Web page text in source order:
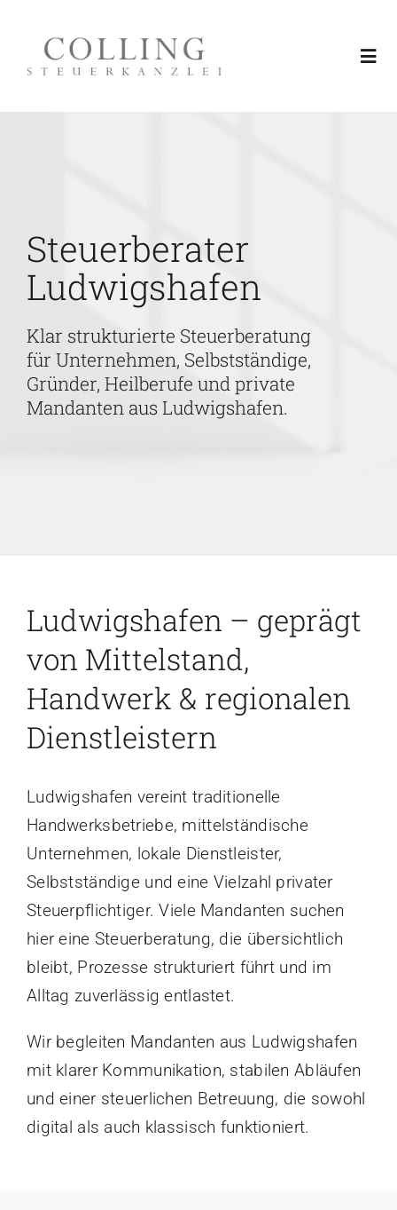
content
Region Rhein-Neckar
Aktuelles & Fachinformationen
Service
Steuerberater
Ludwigshafen
Klar strukturierte Steuerberatung
für Unternehmen, Selbstständige,
Gründer, Heilberufe und private
Mandanten aus Ludwigshafen.
Ludwigshafen – geprägt
von Mittelstand,
Handwerk & regionalen
Dienstleistern
Ludwigshafen vereint traditionelle
Handwerksbetriebe, mittelständische
Unternehmen, lokale Dienstleister,
Selbstständige und eine Vielzahl privater
Steuerpflichtiger. Viele Mandanten suchen
hier eine Steuerberatung, die übersichtlich
bleibt, Prozesse strukturiert führt und im
Alltag zuverlässig entlastet.
Wir begleiten Mandanten aus Ludwigshafen
mit klarer Kommunikation, stabilen Abläufen
und einer steuerlichen Betreuung, die sowohl
digital als auch klassisch funktioniert.